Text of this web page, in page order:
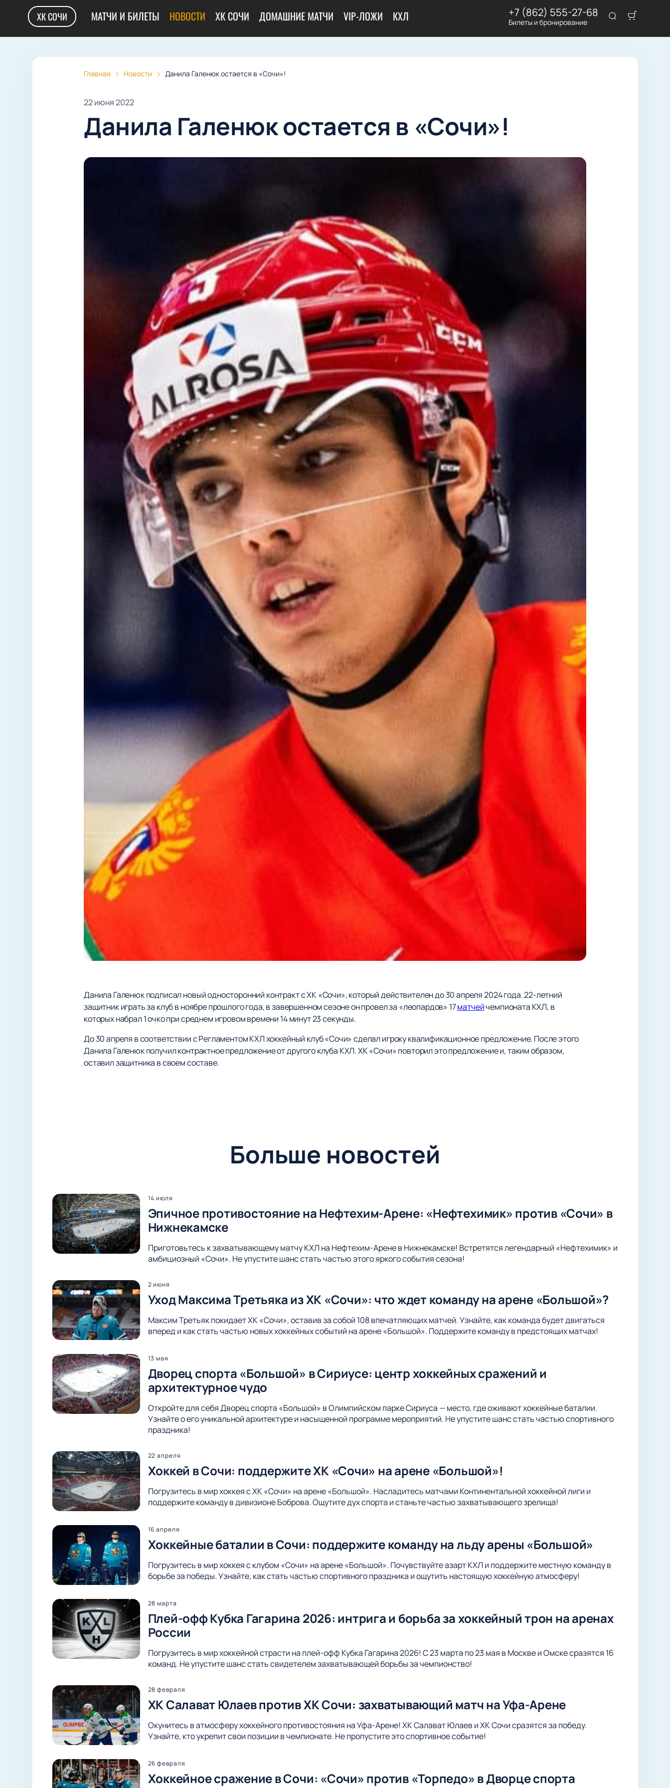
ХК СОЧИ МАТЧИ И БИЛЕТЫ НОВОСТИ ХК СОЧИ ДОМАШНИЕ МАТЧИ VIP-ЛОЖИ КХЛ +7 (862) 555-27-68
Билеты и бронирование
Главная Новости Данила Галенюк остается в «Сочи»!
22 июня 2022
Данила Галенюк остается в «Сочи»!
Данила Галенюк подписал новый односторонний контракт с ХК «Сочи», который действителен до 30 апреля 2024 года. 22-летний
защитник играть за клуб в ноябре прошлого года, в завершенном сезоне он провел за «леопардов» 17матчейчемпионата КХЛ, в
которых набрал 1 очко при среднем игровом времени 14 минут 23 секунды.
До 30 апреля в соответствии с Регламентом КХЛ хоккейный клуб «Сочи» сделал игроку квалификационное предложение. После этого
Данила Галенюк получил контрактное предложение от другого клуба КХЛ. ХК «Сочи» повторил это предложение и, таким образом,
оставил защитника в своем составе.
Больше новостей
14 июля
Эпичное противостояние на Нефтехим-Арене: «Нефтехимик» против «Сочи» в
Нижнекамске
Приготовьтесь к захватывающему матчу КХЛ на Нефтехим-Арене в Нижнекамске! Встретятся легендарный «Нефтехимик» и
амбициозный «Сочи». Не упустите шанс стать частью этого яркого события сезона!
2 июня
Уход Максима Третьяка из ХК «Сочи»: что ждет команду на арене «Большой»?
Максим Третьяк покидает ХК «Сочи», оставив за собой 108 впечатляющих матчей. Узнайте, как команда будет двигаться
вперед и как стать частью новых хоккейных событий на арене «Большой». Поддержите команду в предстоящих матчах!
13 мая
Дворец спорта «Большой» в Сириусе: центр хоккейных сражений и
архитектурное чудо
Откройте для себя Дворец спорта «Большой» в Олимпийском парке Сириуса — место, где оживают хоккейные баталии.
Узнайте о его уникальной архитектуре и насыщенной программе мероприятий. Не упустите шанс стать частью спортивного
праздника!
22 апреля
Хоккей в Сочи: поддержите ХК «Сочи» на арене «Большой»!
Погрузитесь в мир хоккея с ХК «Сочи» на арене «Большой». Насладитесь матчами Континентальной хоккейной лиги и
поддержите команду в дивизионе Боброва. Ощутите дух спорта и станьте частью захватывающего зрелища!
16 апреля
Хоккейные баталии в Сочи: поддержите команду на льду арены «Большой»
Погрузитесь в мир хоккея с клубом «Сочи» на арене «Большой». Почувствуйте азарт КХЛ и поддержите местную команду в
борьбе за победы. Узнайте, как стать частью спортивного праздника и ощутить настоящую хоккейную атмосферу!
28 марта
Плей-офф Кубка Гагарина 2026: интрига и борьба за хоккейный трон на аренах
России
Погрузитесь в мир хоккейной страсти на плей-офф Кубка Гагарина 2026! С 23 марта по 23 мая в Москве и Омске сразятся 16
команд. Не упустите шанс стать свидетелем захватывающей борьбы за чемпионство!
28 февраля
ХК Салават Юлаев против ХК Сочи: захватывающий матч на Уфа-Арене
Окунитесь в атмосферу хоккейного противостояния на Уфа-Арене! ХК Салават Юлаев и ХК Сочи сразятся за победу.
Узнайте, кто укрепит свои позиции в чемпионате. Не пропустите это спортивное событие!
26 февраля
Хоккейное сражение в Сочи: «Сочи» против «Торпедо» в Дворце спорта